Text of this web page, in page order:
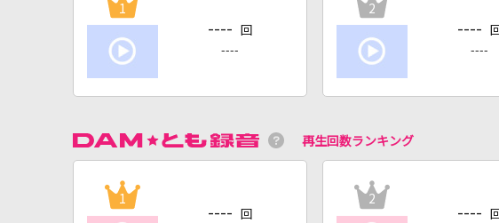
1
---- 回
----
2
---- 回
----
再生回数ランキング
1
---- 回
2
---- 回